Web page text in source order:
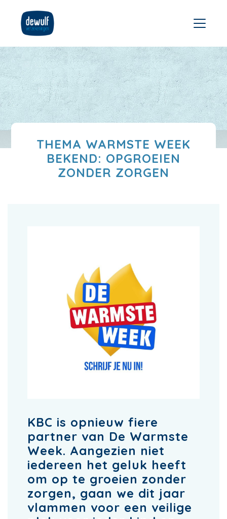
THEMA WARMSTE WEEK
BEKEND: OPGROEIEN
ZONDER ZORGEN
KBC is opnieuw fiere
partner van De Warmste
Week. Aangezien niet
iedereen het geluk heeft
om op te groeien zonder
zorgen, gaan we dit jaar
vlammen voor een veilige